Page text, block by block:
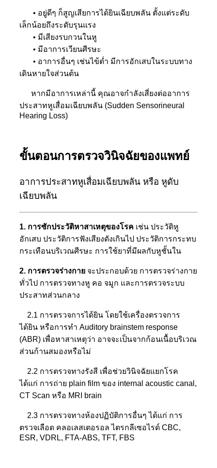
• อยู่ดีๆ ก็สูญเสียการได้ยินเฉียบพลัน ตั้งแต่ระดับ
เล็กน้อยถึงระดับรุนแรง
• มีเสียงรบกวนในหู
• มีอาการเวียนศีรษะ
• อาการอื่นๆ เช่นไข้ต่ำ มีการอักเสบในระบบทาง
เดินหายใจส่วนต้น
หากมีอาการเหล่านี้ คุณอาจกำลังเสี่ยงต่ออาการ
ประสาทหูเสื่อมเฉียบพลัน (Sudden Sensorineural
Hearing Loss)
ขั้นตอนการตรวจวินิจฉัยของแพทย์
อาการประสาทหูเสื่อมเฉียบพลัน หรือ หูดับ
เฉียบพลัน
1. การซักประวัติหาสาเหตุของโรค เช่น ประวัติหู
อักเสบ ประวัติการฟังเสียงดังเกินไป ประวัติการกระทบ
กระเทือนบริเวณศีรษะ การใช้ยาที่มีผลกับหูชั้นใน
2. การตรวจร่างกาย จะประกอบด้วย การตรวจร่างกาย
ทั่วไป การตรวจทางหู คอ จมูก และการตรวจระบบ
ประสาทส่วนกลาง
2.1 การตรวจการได้ยิน โดยใช้เครื่องตรวจการ
ได้ยิน หรือการทำ Auditory brainstem response
(ABR) เพื่อหาสาเหตุว่า อาจจะเป็นจากก้อนเนื้อบริเวณ
ส่วนก้านสมองหรือไม่
2.2 การตรวจทางรังสี เพื่อช่วยวินิจฉัยแยกโรค
ได้แก่ การถ่าย plain film ของ internal acoustic canal,
CT Scan หรือ MRI brain
2.3 การตรวจทางห้องปฏิบัติการอื่นๆ ได้แก่ การ
ตรวจเลือด คลอเลสเตอรอล ไตรกลีเซอไรด์ CBC,
ESR, VDRL, FTA-ABS, TFT, FBS